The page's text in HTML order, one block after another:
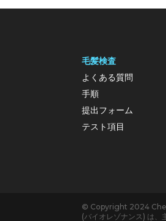
毛髪検査
よくある質問
手順
提出フォーム
テスト項目
© Copyright 2024
(バイオレゾナンス) は、